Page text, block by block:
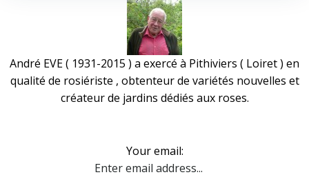
André EVE ( 1931-2015 ) a exercé à Pithiviers ( Loiret ) en
qualité de rosiériste , obtenteur de variétés nouvelles et
créateur de jardins dédiés aux roses.
Your email: